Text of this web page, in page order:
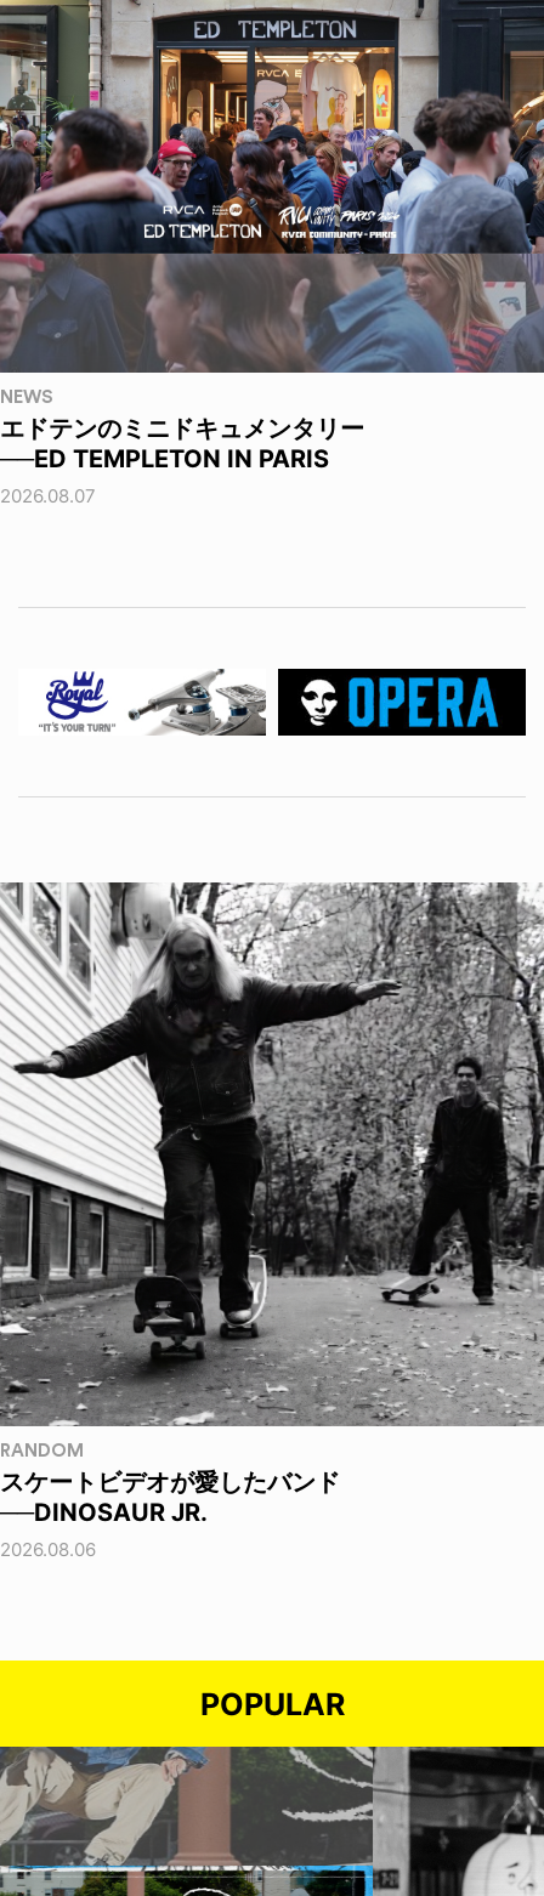
NEWS
エドテンのミニドキュメンタリー
──ED TEMPLETON IN PARIS
2026.08.07
RANDOM
スケートビデオが愛したバンド
──DINOSAUR JR.
2026.08.06
POPULAR